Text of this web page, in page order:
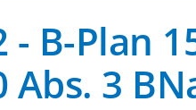
- B-Plan
Abs. 3